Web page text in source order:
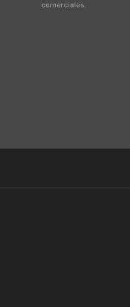
comerciales.